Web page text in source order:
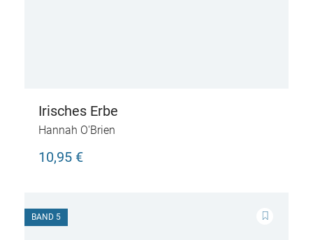
Irisches Erbe
Hannah O'Brien
10,95 €
BAND 5